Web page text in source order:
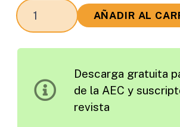
Reflexiones
en
Inspección
AÑADIR AL
Descarga gratuita
de la AEC y
revista